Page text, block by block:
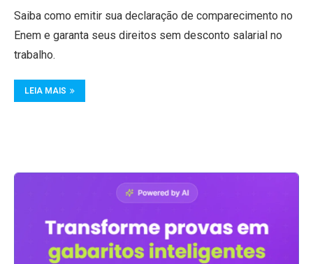
Saiba como emitir sua declaração de comparecimento no
Enem e garanta seus direitos sem desconto salarial no
trabalho.
LEIA MAIS